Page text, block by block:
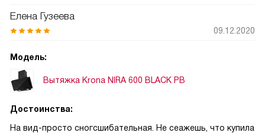
общем, если сравнивать с дорогущими вытяжками, то я
Елена Гузеева
09.12.2020
Модель:
Вытяжка Krona NIRA 600 BLACK PB
Достоинства:
На вид-просто сногсшибательная. Не сеажешь, что купила